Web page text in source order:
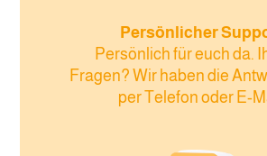
Persönlicher
Persönlich für euch da.
Fragen? Wir haben die
per Telefon oder E-